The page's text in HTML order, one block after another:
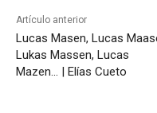
Artículo anterior
Lucas Masen, Lucas
Lukas Massen, Lucas
Mazen… | Elías Cueto